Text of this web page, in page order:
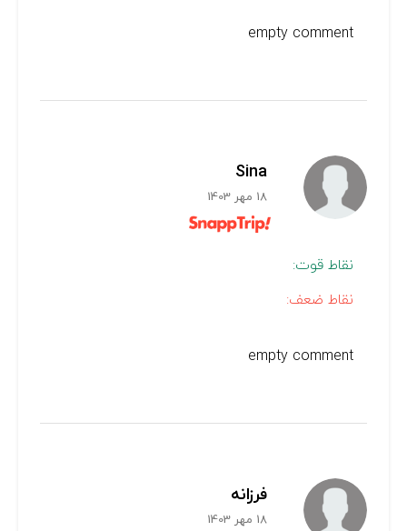
empty comment
Sina
18 مهر 1403
نقاط قوت:
نقاط ضعف:
empty comment
فرزانه
18 مهر 1403